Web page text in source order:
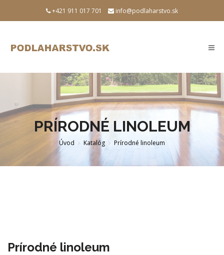
+421 911 017 701 info@podlaharstvo.sk
PRÍRODNÉ LINOLEUM
Úvod Katalóg Prírodné linoleum
Prírodné linoleum